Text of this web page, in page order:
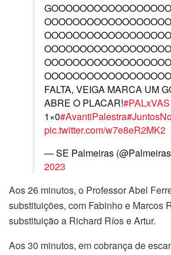
FALTA, VEIGA MARCA UM
ABRE O PLACAR!#PALxVAS
1×0#AvantiPalestra
pic.twitter.com/w7e8eR2MK2
— SE Palmeiras
2023
Aos 26 minutos, o Professor Abel
substituições, com Fabinho e Marcos
substituição a Richard Ríos e Artur.
Aos 30 minutos, em cobrança de